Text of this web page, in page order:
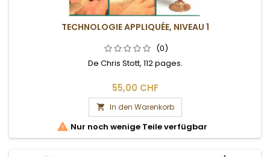
TECHNOLOGIE APPLIQUÉE, NIVEAU 1
(0)
De Chris Stott, 112 pages.
55,00 CHF
 In den Warenkorb
 Nur noch wenige Teile verfügbar